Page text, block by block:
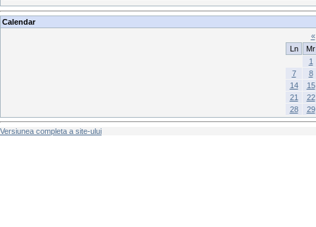
Calendar
«
Ln
Mr
1
7
8
14
15
21
22
28
29
Versiunea completa a site-ului